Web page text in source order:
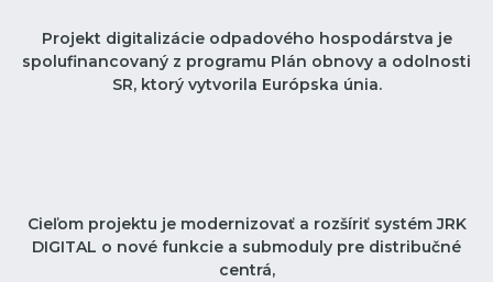
Projekt digitalizácie odpadového hospodárstva je
spolufinancovaný z programu Plán obnovy a odolnosti
SR, ktorý vytvorila Európska únia.
Cieľom projektu je modernizovať a rozšíriť systém JRK
DIGITAL o nové funkcie a submoduly pre distribučné
centrá,